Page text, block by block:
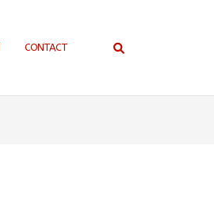
CONTACT